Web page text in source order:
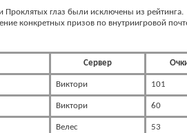
Проклятых глаз были исключены из рейтинга.
конкретных призов по внутриигровой
Сервер
Виктори 101
Виктори 60
Велес 53